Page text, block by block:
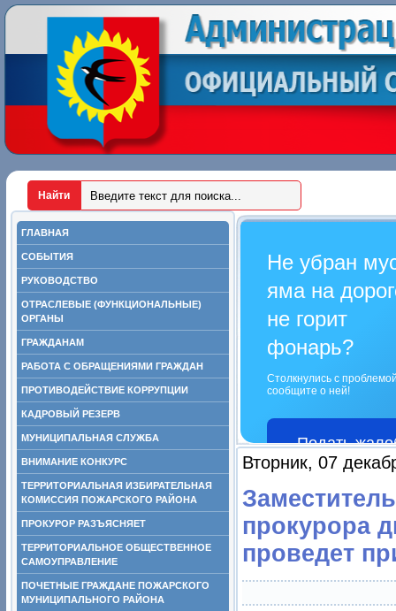
ГЛАВНАЯ
СОБЫТИЯ
РУКОВОДСТВО
ОТРАСЛЕВЫЕ (ФУНКЦИОНАЛЬНЫЕ)
ОРГАНЫ
ГРАЖДАНАМ
РАБОТА С ОБРАЩЕНИЯМИ ГРАЖДАН
ПРОТИВОДЕЙСТВИЕ КОРРУПЦИИ
КАДРОВЫЙ РЕЗЕРВ
МУНИЦИПАЛЬНАЯ СЛУЖБА
ВНИМАНИЕ КОНКУРС
ТЕРРИТОРИАЛЬНАЯ ИЗБИРАТЕЛЬНАЯ
КОМИССИЯ ПОЖАРСКОГО РАЙОНА
ПРОКУРОР РАЗЪЯСНЯЕТ
ТЕРРИТОРИАЛЬНОЕ ОБЩЕСТВЕННОЕ
САМОУПРАВЛЕНИЕ
ПОЧЕТНЫЕ ГРАЖДАНЕ ПОЖАРСКОГО
МУНИЦИПАЛЬНОГО РАЙОНА
Не убран
яма на
не горит
фонарь?
Столкнулись с
сообщите о ней!
Подать
Вторник, 07
прокурора
проведет